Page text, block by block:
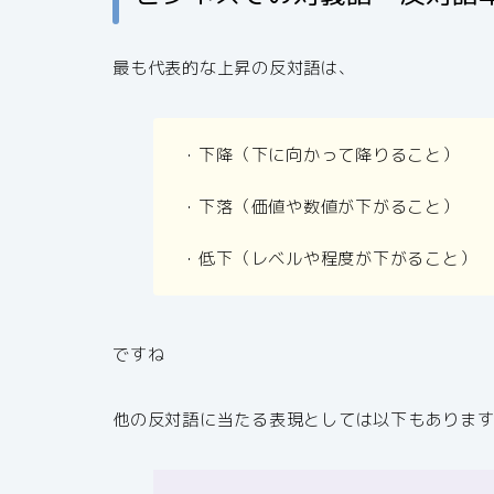
最も代表的な上昇の反対語は、
・下降（下に向かって降りること）
・下落（価値や数値が下がること）
・低下（レベルや程度が下がること）
ですね
他の反対語に当たる表現としては以下もありま